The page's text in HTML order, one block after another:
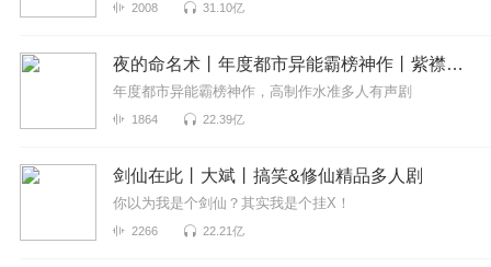
2008 31.10亿
夜的命名术丨年度都市异能霸榜神作丨紫襟领衔有声剧
年度都市异能霸榜神作，高制作水准多人有声剧
1864 22.39亿
剑仙在此丨大斌丨搞笑&修仙精品多人剧
你以为我是个剑仙？其实我是个挂X！
2266 22.21亿